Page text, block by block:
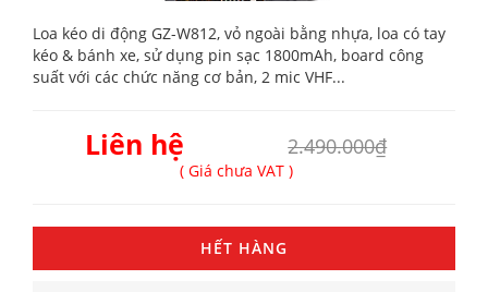
Loa kéo di động GZ-W812, vỏ ngoài bằng nhựa, loa có tay
kéo & bánh xe, sử dụng pin sạc 1800mAh, board công
suất với các chức năng cơ bản, 2 mic VHF...
Liên hệ 2.490.000₫
( Giá chưa VAT )
HẾT HÀNG